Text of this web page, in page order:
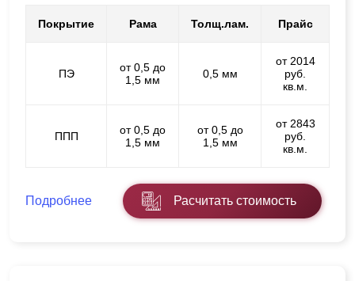
Покрытие Рама Толщ.лам. Прайс
ПЭ
от 0,5 до
1,5 мм
0,5 мм
от 2014
руб.
кв.м.
ППП
от 0,5 до
1,5 мм
от 0,5 до
1,5 мм
от 2843
руб.
кв.м.
Подробнее Расчитать стоимость